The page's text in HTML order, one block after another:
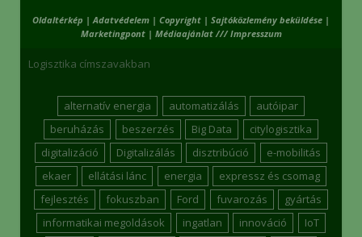
Oldaltérkép | Adatvédelem | Copyright | Sajtóközlemény beküldése |
Marketingpont| Médiaajánlat /// Impresszum
Logisztika címszavakban
alternatív energia automatizálás
autóipar
beruházás
beszerzés Big Data
citylogisztika
digitalizáció
Digitalizálás disztribúció
e-mobilitás
ekaer
ellátási lánc energia
expressz és csomag
fejlesztés
fokuszban Ford fuvarozás
gyártás
informatikai megoldások
ingatlan innováció
IoT